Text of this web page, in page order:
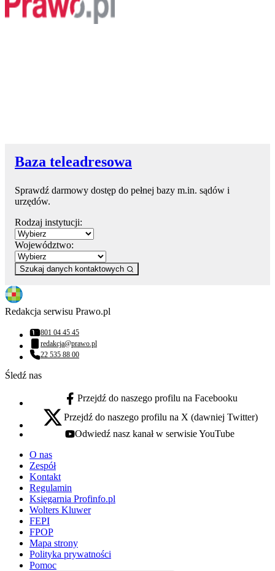
Baza teleadresowa
Sprawdź darmowy dostęp do pełnej bazy m.in. sądów i
urzędów.
Rodzaj instytucji:
Województwo:
Szukaj danych kontaktowych
Redakcja serwisu Prawo.pl
Numer telefonu:
801 04 45 45
Adres email:
redakcja@prawo.pl
Numer telefonu:
22 535 88 00
Śledź nas
facebook - otwiera się w nowej karcie
Przejdź do naszego profilu na Facebooku
x - otwiera się w nowej karcie
Przejdź do naszego profilu na X (dawniej Twitter)
youtube - otwiera się w nowej karcie
Odwiedź nasz kanał w serwisie YouTube
O nas
Zespół
Kontakt
Regulamin
Księgarnia Profinfo.pl
Wolters Kluwer
FEPI
FPOP
Mapa strony
Polityka prywatności
Pomoc